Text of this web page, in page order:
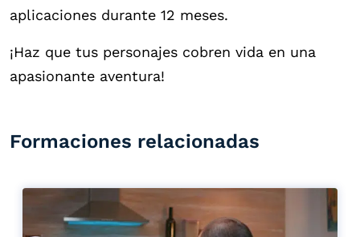
aplicaciones durante 12 meses.
¡Haz que tus personajes cobren vida en una
apasionante aventura!
Formaciones relacionadas